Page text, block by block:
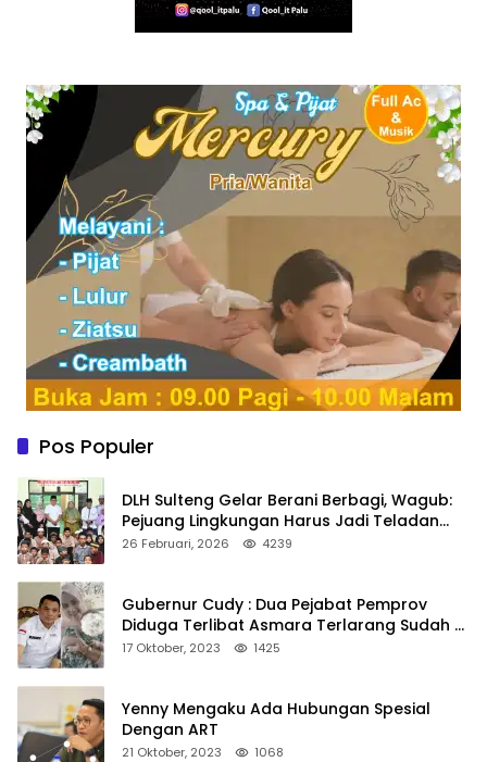
Pos Populer
DLH Sulteng Gelar Berani Berbagi, Wagub:
Pejuang Lingkungan Harus Jadi Teladan
Kepedulian
26 Februari, 2026 4239
Gubernur Cudy : Dua Pejabat Pemprov
Diduga Terlibat Asmara Terlarang Sudah di
Non Job
17 Oktober, 2023 1425
Yenny Mengaku Ada Hubungan Spesial
Dengan ART
21 Oktober, 2023 1068